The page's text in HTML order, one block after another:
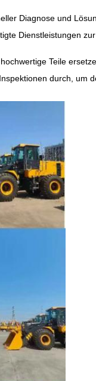
Diagnose und
Dienstleistungen
Teile
durch, um